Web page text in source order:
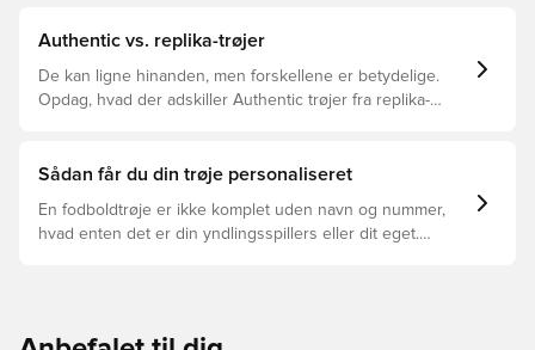
Authentic vs. replika-trøjer
De kan ligne hinanden, men forskellene er betydelige.
Opdag, hvad der adskiller Authentic trøjer fra replika-
Sådan får du din trøje personaliseret
En fodboldtrøje er ikke komplet uden navn og nummer,
hvad enten det er din yndlingsspillers eller dit eget.